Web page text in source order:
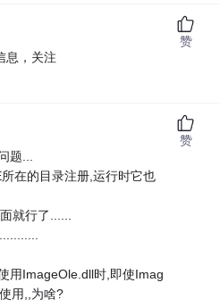
息，关注
赞
题...
在的目录注册,运行时它也
就行了......
用ImageOle.dll时,即使Imag
用,,为啥?
赞